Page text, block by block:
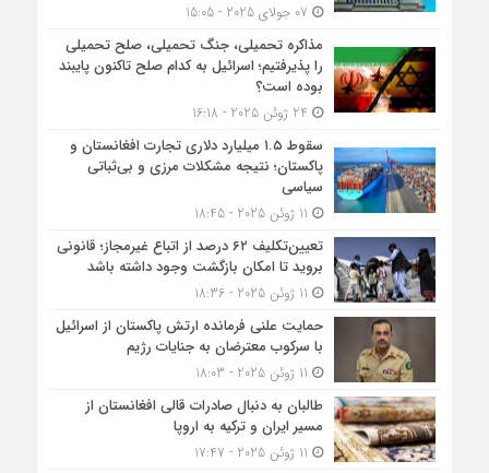
مذاکره تحمیلی، جنگ تحمیلی، صلح تحمیلی
را پذیرفتیم؛ اسرائیل به کدام صلح تاکنون پایبند
بوده است؟
سقوط ۱.۵ میلیارد دلاری تجارت افغانستان و
پاکستان؛ نتیجه مشکلات مرزی و بی‌ثباتی
سیاسی
تعیین‌تکلیف ۶۲ درصد از اتباع غیرمجاز؛ قانونی
بروید تا امکان بازگشت وجود داشته باشد
حمایت علنی فرمانده ارتش پاکستان از اسرائیل
با سرکوب معترضان به جنایات رژیم
طالبان به دنبال صادرات قالی افغانستان از
مسیر ایران و ترکیه به اروپا